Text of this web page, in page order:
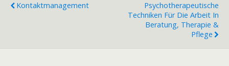
Kontaktmanagement
Psychotherapeutische
Techniken Für Die Arbeit In
Beratung, Therapie &
Pflege